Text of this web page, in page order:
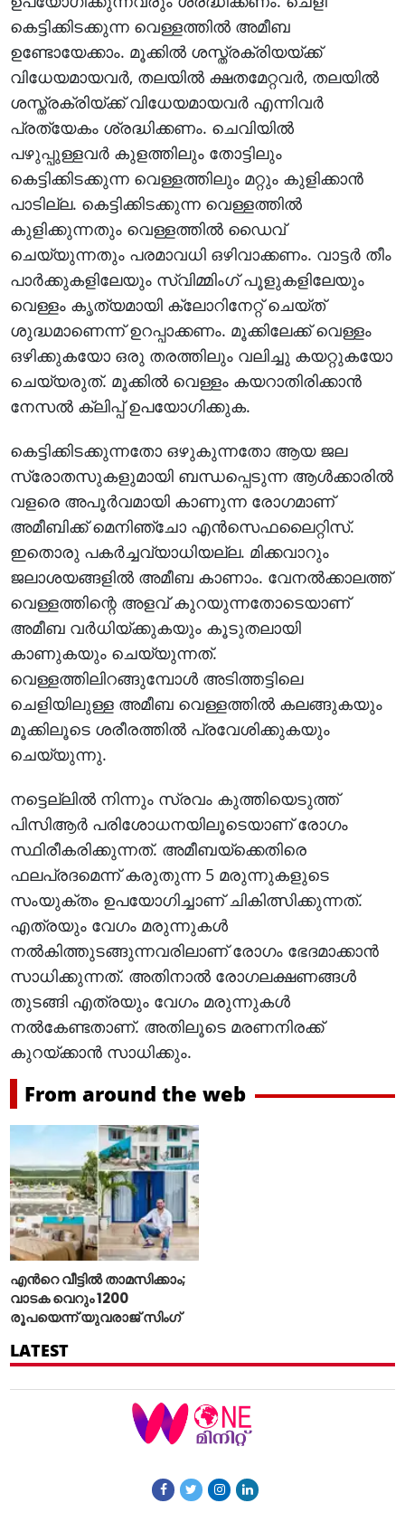
കെട്ടിക്കിടക്കുന്ന വെള്ളത്തില്‍ അമീബ
ഉണ്ടോയേക്കാം. മൂക്കില്‍ ശസ്ത്രക്രിയയ്ക്ക്
വിധേയമായവര്‍, തലയില്‍ ക്ഷതമേറ്റവര്‍, തലയില്‍
ശസ്ത്രക്രിയ്ക്ക് വിധേയമായവര്‍ എന്നിവര്‍
പ്രത്യേകം ശ്രദ്ധിക്കണം. ചെവിയില്‍
പഴുപ്പുള്ളവര്‍ കുളത്തിലും തോട്ടിലും
കെട്ടിക്കിടക്കുന്ന വെള്ളത്തിലും മറ്റും കുളിക്കാന്‍
പാടില്ല. കെട്ടിക്കിടക്കുന്ന വെള്ളത്തില്‍
കുളിക്കുന്നതും വെള്ളത്തില്‍ ഡൈവ്
ചെയ്യുന്നതും പരമാവധി ഒഴിവാക്കണം. വാട്ടര്‍ തീം
പാര്‍ക്കുകളിലേയും സ്വിമ്മിംഗ് പൂളുകളിലേയും
വെള്ളം കൃത്യമായി ക്ലോറിനേറ്റ് ചെയ്ത്
ശുദ്ധമാണെന്ന് ഉറപ്പാക്കണം. മൂക്കിലേക്ക് വെള്ളം
ഒഴിക്കുകയോ ഒരു തരത്തിലും വലിച്ചു കയറ്റുകയോ
ചെയ്യരുത്. മൂക്കില്‍ വെള്ളം കയറാതിരിക്കാന്‍
നേസല്‍ ക്ലിപ്പ് ഉപയോഗിക്കുക.
കെട്ടിക്കിടക്കുന്നതോ ഒഴുകുന്നതോ ആയ ജല
സ്രോതസുകളുമായി ബന്ധപ്പെടുന്ന ആള്‍ക്കാരില്‍
വളരെ അപൂര്‍വമായി കാണുന്ന രോഗമാണ്
അമീബിക്ക് മെനിഞ്ചോ എന്‍സെഫലൈറ്റിസ്.
ഇതൊരു പകര്‍ച്ചവ്യാധിയല്ല. മിക്കവാറും
ജലാശയങ്ങളില്‍ അമീബ കാണാം. വേനല്‍ക്കാലത്ത്
വെള്ളത്തിന്റെ അളവ് കുറയുന്നതോടെയാണ്
അമീബ വര്‍ധിയ്ക്കുകയും കൂടുതലായി
കാണുകയും ചെയ്യുന്നത്.
വെള്ളത്തിലിറങ്ങുമ്പോള്‍ അടിത്തട്ടിലെ
ചെളിയിലുള്ള അമീബ വെള്ളത്തില്‍ കലങ്ങുകയും
മൂക്കിലൂടെ ശരീരത്തില്‍ പ്രവേശിക്കുകയും
ചെയ്യുന്നു.
നട്ടെല്ലില്‍ നിന്നും സ്രവം കുത്തിയെടുത്ത്
പിസിആര്‍ പരിശോധനയിലൂടെയാണ് രോഗം
സ്ഥിരീകരിക്കുന്നത്. അമീബയ്‌ക്കെതിരെ
ഫലപ്രദമെന്ന് കരുതുന്ന 5 മരുന്നുകളുടെ
സംയുക്തം ഉപയോഗിച്ചാണ് ചികിത്സിക്കുന്നത്.
എത്രയും വേഗം മരുന്നുകള്‍
നല്‍കിത്തുടങ്ങുന്നവരിലാണ് രോഗം ഭേദമാക്കാന്‍
സാധിക്കുന്നത്. അതിനാല്‍ രോഗലക്ഷണങ്ങള്‍
തുടങ്ങി എത്രയും വേഗം മരുന്നുകള്‍
നല്‍കേണ്ടതാണ്. അതിലൂടെ മരണനിരക്ക്
കുറയ്ക്കാന്‍ സാധിക്കും.
From around the web
എന്‍റെ വീട്ടില്‍ താമസിക്കാം;
വാടക വെറും 1200
രൂപയെന്ന് യുവരാജ് സിംഗ്
LATEST